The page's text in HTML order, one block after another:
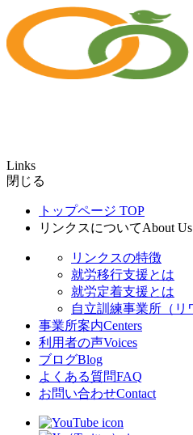
Links
閉じる
トップページ TOP
リンクスについてAbout Us
リンクスの特徴
就労移行支援とは
就労定着支援とは
自立訓練事業所（リ
事業所案内Centers
利用者の声Voices
ブログBlog
よくある質問FAQ
お問い合わせContact